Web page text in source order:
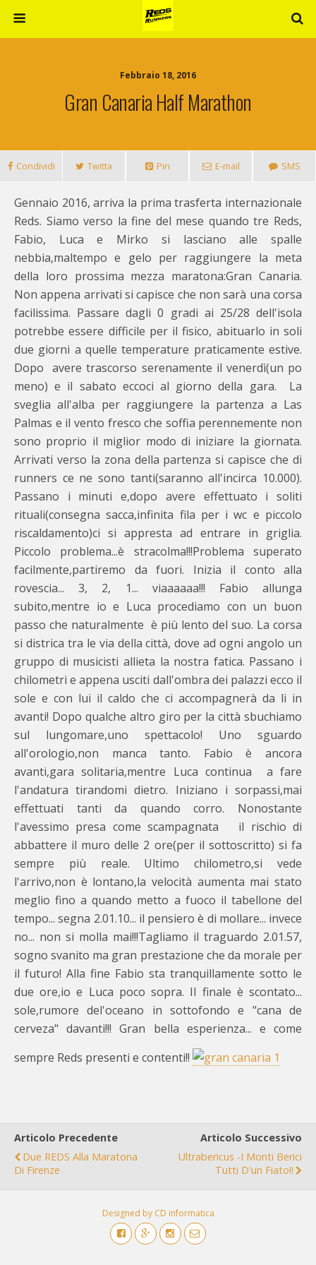
Febbraio 18, 2016
Gran Canaria Half Marathon
Condividi Twitta Pin E-mail SMS
Gennaio 2016, arriva la prima trasferta internazionale
Reds. Siamo verso la fine del mese quando tre Reds,
Fabio, Luca e Mirko si lasciano alle spalle
nebbia,maltempo e gelo per raggiungere la meta
della loro prossima mezza maratona:Gran Canaria.
Non appena arrivati si capisce che non sarà una corsa
facilissima. Passare dagli 0 gradi ai 25/28 dell'isola
potrebbe essere difficile per il fisico, abituarlo in soli
due giorni a quelle temperature praticamente estive.
Dopo avere trascorso serenamente il venerdì(un po
meno) e il sabato eccoci al giorno della gara. La
sveglia all'alba per raggiungere la partenza a Las
Palmas e il vento fresco che soffia perennemente non
sono proprio il miglior modo di iniziare la giornata.
Arrivati verso la zona della partenza si capisce che di
runners ce ne sono tanti(saranno all'incirca 10.000).
Passano i minuti e,dopo avere effettuato i soliti
rituali(consegna sacca,infinita fila per i wc e piccolo
riscaldamento)ci si appresta ad entrare in griglia.
Piccolo problema...è stracolma!!!Problema superato
facilmente,partiremo da fuori. Inizia il conto alla
rovescia... 3, 2, 1... viaaaaaa!!! Fabio allunga
subito,mentre io e Luca procediamo con un buon
passo che naturalmente è più lento del suo. La corsa
si districa tra le via della città, dove ad ogni angolo un
gruppo di musicisti allieta la nostra fatica. Passano i
chilometri e appena usciti dall'ombra dei palazzi ecco il
sole e con lui il caldo che ci accompagnerà da li in
avanti! Dopo qualche altro giro per la città sbuchiamo
sul lungomare,uno spettacolo! Uno sguardo
all'orologio,non manca tanto. Fabio è ancora
avanti,gara solitaria,mentre Luca continua a fare
l'andatura tirandomi dietro. Iniziano i sorpassi,mai
effettuati tanti da quando corro. Nonostante
l'avessimo presa come scampagnata il rischio di
abbattere il muro delle 2 ore(per il sottoscritto) si fa
sempre più reale. Ultimo chilometro,si vede
l'arrivo,non è lontano,la velocità aumenta mai stato
meglio fino a quando metto a fuoco il tabellone del
tempo... segna 2.01.10... il pensiero è di mollare... invece
no... non si molla mai!!!Tagliamo il traguardo 2.01.57,
sogno svanito ma gran prestazione che da morale per
il futuro! Alla fine Fabio sta tranquillamente sotto le
due ore,io e Luca poco sopra. Il finale è scontato...
sole,rumore del'oceano in sottofondo e "cana de
cerveza" davanti!!! Gran bella esperienza... e come
sempre Reds presenti e contenti!!
Articolo Precedente
Due REDS Alla Maratona
Di Firenze
Articolo Successivo
Ultrabericus -I Monti Berici
Tutti D'un Fiato!!
Designed by CD informatica